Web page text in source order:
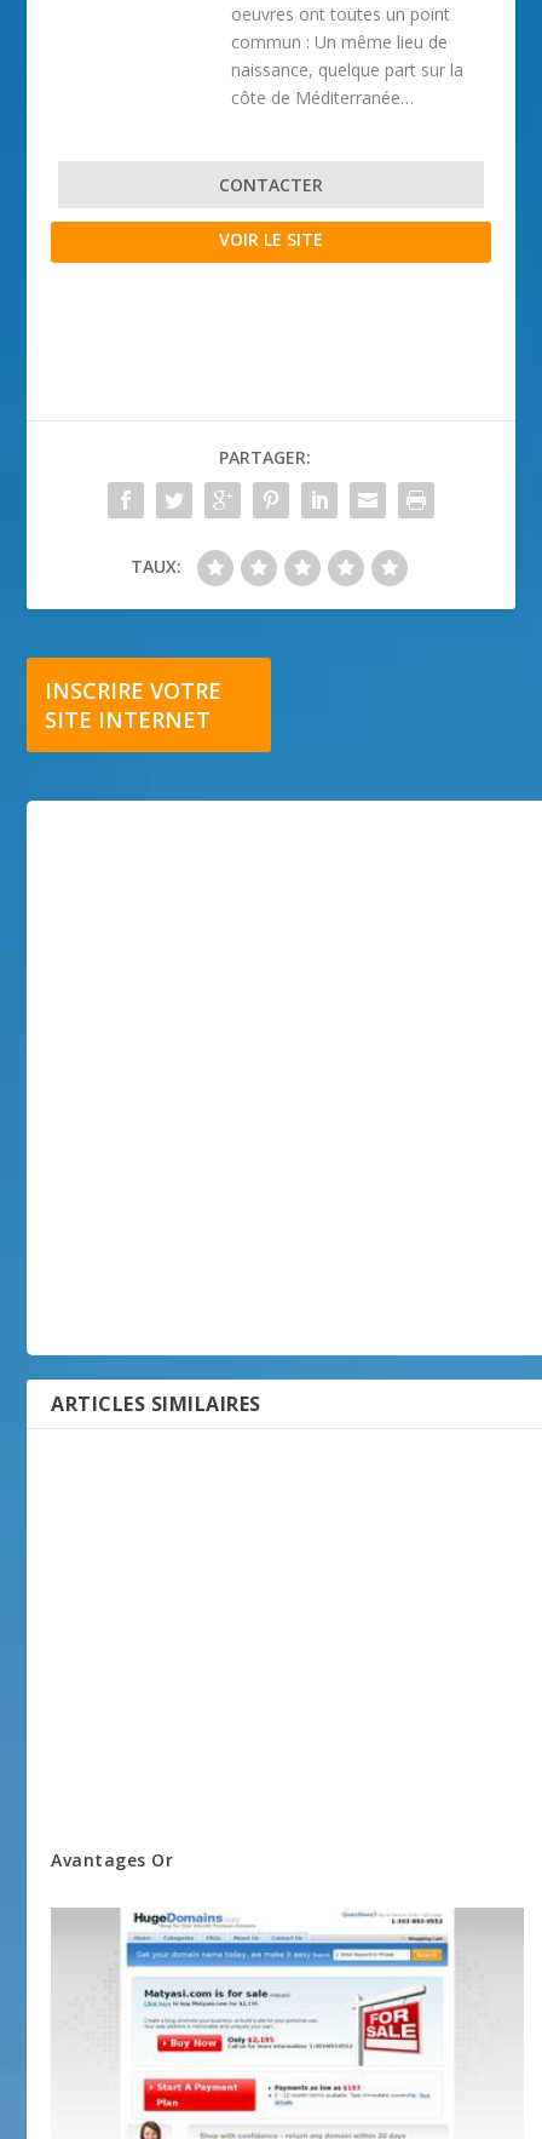
oeuvres ont toutes un point
commun : Un même lieu de
naissance, quelque part sur la
côte de Méditerranée…
CONTACTER
VOIR LE SITE
PARTAGER:
TAUX:
INSCRIRE VOTRE
SITE INTERNET
ARTICLES SIMILAIRES
Avantages Or